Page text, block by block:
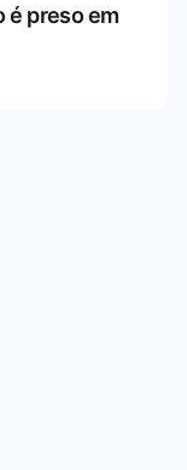
é preso em